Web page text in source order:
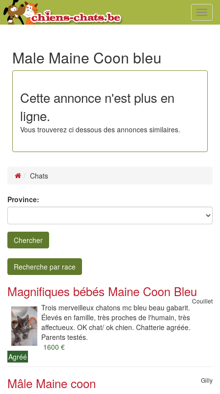
Male Maine Coon bleu
Cette annonce n'est plus en
ligne.
Vous trouverez ci dessous des annonces similaires.
Chats
Province:
Chercher
Recherche par race
Magnifiques bébés Maine Coon Bleu
Couillet
Trois merveilleux chatons mc bleu beau gabarit.
Élevés en famille, très proches de l'humain, très
affectueux. OK chat/ ok chien. Chatterie agréée.
Parents testés.
1600 €
Agréé
Mâle Maine coon Gilly